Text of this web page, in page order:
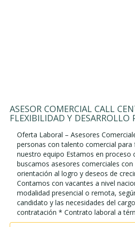
ASESOR COMERCIAL CALL
FLEXIBILIDAD Y DESARROLLO
Oferta Laboral – Asesores
personas con talento comercial
nuestro equipo Estamos en proceso
buscamos asesores comerciales
orientación al logro y deseos de
Contamos con vacantes a nivel
modalidad presencial o remota,
candidato y las necesidades del
contratación * Contrato laboral a